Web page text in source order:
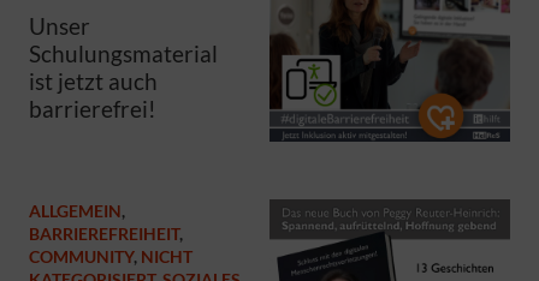
Unser
Schulungsmaterial
ist jetzt auch
barrierefrei!
ALLGEMEIN,
BARRIEREFREIHEIT,
COMMUNITY, NICHT